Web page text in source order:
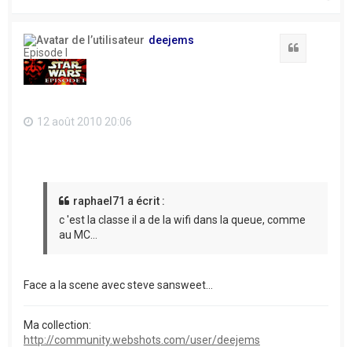
deejems
Episode I
12 août 2010 20:06
raphael71 a écrit :
c 'est la classe il a de la wifi dans la queue, comme
au MC...
Face a la scene avec steve sansweet...
Ma collection:
http://community.webshots.com/user/deejems